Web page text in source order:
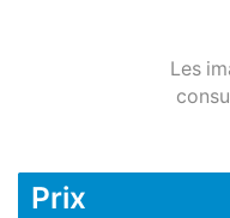
Les
Prix